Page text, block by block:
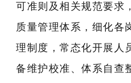
可准则及相关规范要求
质量管理体系，细化各
理制度，常态化开展人
备维护校准、体系自查